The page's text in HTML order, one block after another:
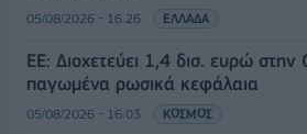
05/08/2026 - 16:26 ΕΛΛΑΔΑ
ΕΕ: Διοχετεύει 1,4 δισ. ευρώ
παγωμένα ρωσικά κεφάλαια
05/08/2026 - 16:03 ΚΟΣΜΟΣ